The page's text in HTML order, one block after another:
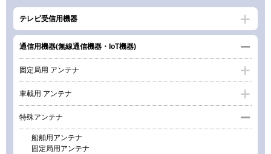
テレビ受信用機器
通信用機器(無線通信機器・IoT機器)
固定局用 アンテナ
車載用 アンテナ
特殊アンテナ
船舶用アンテナ
固定局用アンテナ